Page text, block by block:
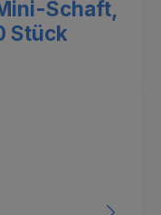
Schaft,
Stück